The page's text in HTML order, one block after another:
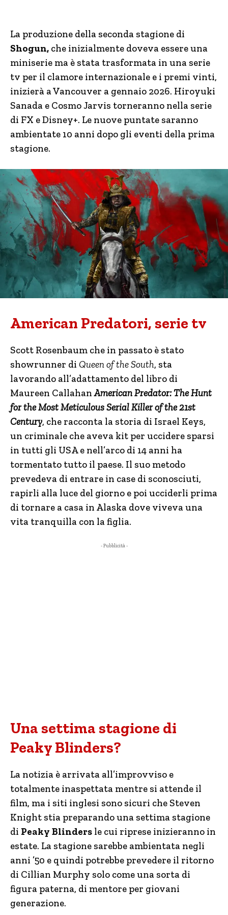
La produzione della seconda stagione di
Shogun, che inizialmente doveva essere una
miniserie ma è stata trasformata in una serie
tv per il clamore internazionale e i premi vinti,
inizierà a Vancouver a gennaio 2026. Hiroyuki
Sanada e Cosmo Jarvis torneranno nella serie
di FX e Disney+. Le nuove puntate saranno
ambientate 10 anni dopo gli eventi della prima
stagione.
American Predatori, serie tv
Scott Rosenbaum che in passato è stato
showrunner di Queen of the South, sta
lavorando all’adattamento del libro di
Maureen CallahanAmerican Predator: The Hunt
for the Most Meticulous Serial Killer of the 21st
Century, che racconta la storia di Israel Keys,
un criminale che aveva kit per uccidere sparsi
in tutti gli USA e nell’arco di 14 anni ha
tormentato tutto il paese. Il suo metodo
prevedeva di entrare in case di sconosciuti,
rapirli alla luce del giorno e poi ucciderli prima
di tornare a casa in Alaska dove viveva una
vita tranquilla con la figlia.
- Pubblicità -
Una settima stagione di
Peaky Blinders?
La notizia è arrivata all’improvviso e
totalmente inaspettata mentre si attende il
film, ma i siti inglesi sono sicuri che Steven
Knight stia preparando una settima stagione
di Peaky Blinders le cui riprese inizieranno in
estate. La stagione sarebbe ambientata negli
anni ’50 e quindi potrebbe prevedere il ritorno
di Cillian Murphy solo come una sorta di
figura paterna, di mentore per giovani
generazione.